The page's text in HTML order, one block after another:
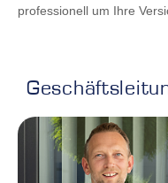
professionell um Ihre